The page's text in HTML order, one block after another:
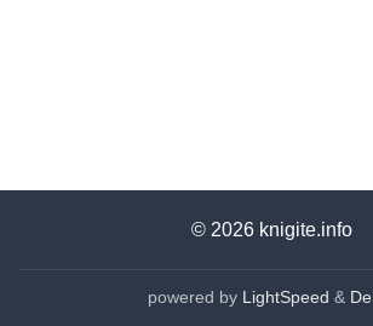
© 2026 knigite.info
powered by LightSpeed &